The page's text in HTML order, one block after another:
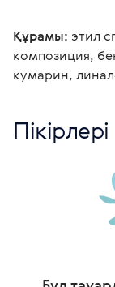
Құрамы: этил
композиция,
кумарин,
Пікірлері